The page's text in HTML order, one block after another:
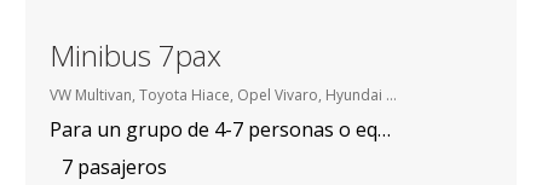
Minibus 7pax
VW Multivan, Toyota Hiace, Opel Vivaro, Hyundai H-1, etc.
Para un grupo de 4-7 personas o equipaje voluminoso
7 pasajeros